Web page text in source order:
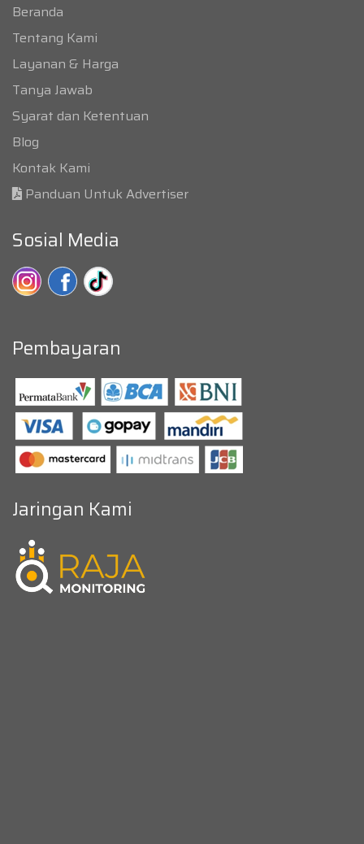
Beranda
Tentang Kami
Layanan & Harga
Tanya Jawab
Syarat dan Ketentuan
Blog
Kontak Kami
Panduan Untuk Advertiser
Sosial Media
Pembayaran
Jaringan Kami